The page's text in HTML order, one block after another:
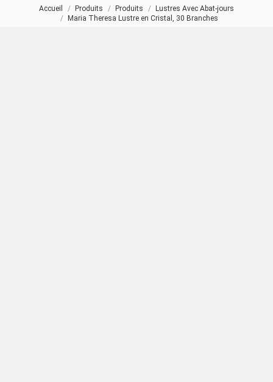
Vous êtes ici :
Accueil Produits Produits
Lustres Avec Abat-jours
Maria Theresa Lustre en Cristal, 30 Branches